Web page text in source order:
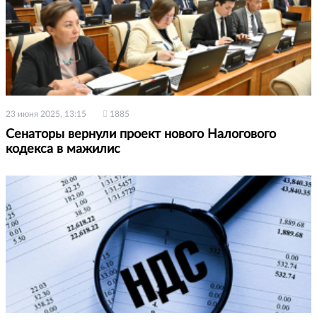
23 июня 2025, 13:15 1885
Сенаторы вернули проект нового Налогового
кодекса в мажилис